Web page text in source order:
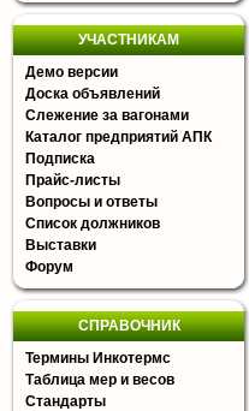
УЧАСТНИКАМ
Демо версии
Доска объявлений
Слежение за вагонами
Каталог предприятий АПК
Подписка
Прайс-листы
Вопросы и ответы
Список должников
Выставки
Форум
СПРАВОЧНИК
Термины Инкотермс
Таблица мер и весов
Стандарты